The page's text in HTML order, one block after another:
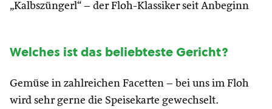
„Kalbszüngerl“ – der Floh-Klassiker seit Anbeginn
Welches ist das beliebteste Gericht?
Gemüse in zahlreichen Facetten – bei uns im Floh
wird sehr gerne die Speisekarte gewechselt.